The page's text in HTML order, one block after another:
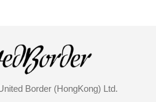
Border (HongKong) Ltd.